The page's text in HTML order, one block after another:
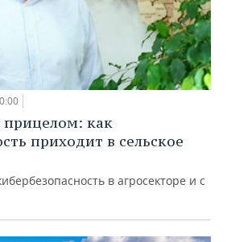
прицелом: как
приходит в сельское
в агросекторе и с